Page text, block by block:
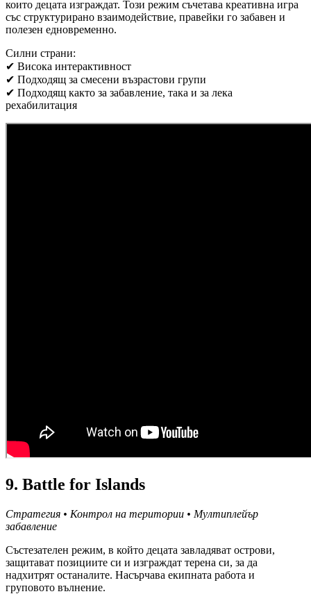
които децата изграждат. Този режим съчетава креативна игра
със структурирано взаимодействие, правейки го забавен и
полезен едновременно.
Силни страни:
✔ Висока интерактивност
✔ Подходящ за смесени възрастови групи
✔ Подходящ както за забавление, така и за лека
рехабилитация
9. Battle for Islands
Стратегия • Контрол на територии • Мултиплейър
забавление
Състезателен режим, в който децата завладяват острови,
защитават позициите си и изграждат терена си, за да
надхитрят останалите. Насърчава екипната работа и
груповото вълнение.